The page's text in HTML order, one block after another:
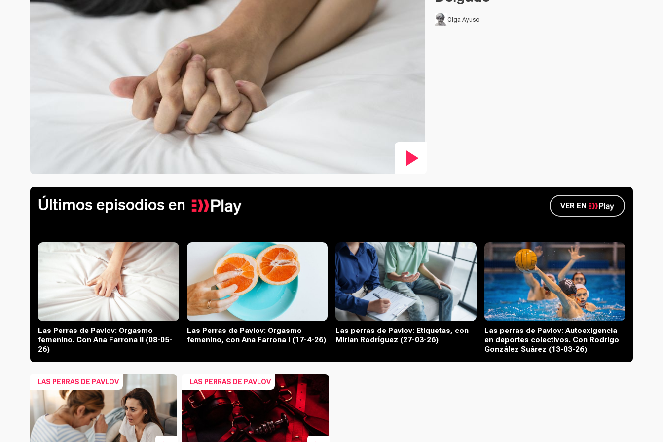
Olga Ayuso
Últimos episodios en VER EN
Las Perras de Pavlov: Orgasmo
femenino. Con Ana Farrona II (08-05-
26)
Las Perras de Pavlov: Orgasmo
femenino, con Ana Farrona I (17-4-26)
Las perras de Pavlov: Etiquetas, con
Mirian Rodríguez (27-03-26)
Las perras de Pavlov: Autoexigencia
en deportes colectivos. Con Rodrigo
González Suárez (13-03-26)
LAS PERRAS DE PAVLOV LAS PERRAS DE PAVLOV